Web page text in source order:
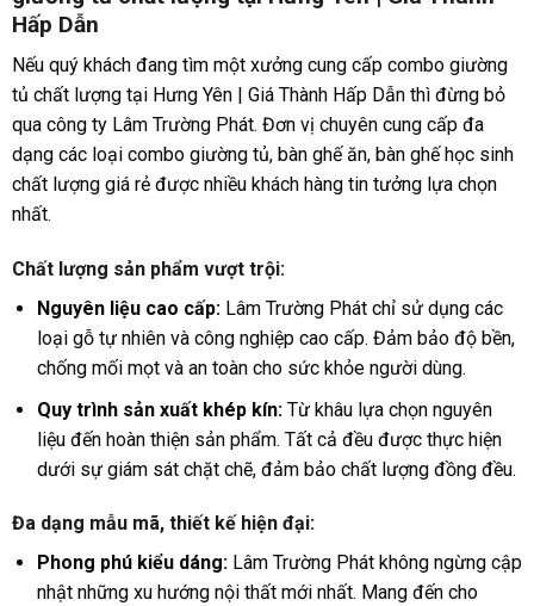
Hấp Dẫn
Nếu quý khách đang tìm một xưởng cung cấp combo giường
tủ chất lượng tại Hưng Yên | Giá Thành Hấp Dẫn thì đừng bỏ
qua công ty Lâm Trường Phát. Đơn vị chuyên cung cấp đa
dạng các loại combo giường tủ, bàn ghế ăn, bàn ghế học sinh
chất lượng giá rẻ được nhiều khách hàng tin tưởng lựa chọn
nhất.
Chất lượng sản phẩm vượt trội:
Nguyên liệu cao cấp:Lâm Trường Phát chỉ sử dụng các
loại gỗ tự nhiên và công nghiệp cao cấp. Đảm bảo độ bền,
chống mối mọt và an toàn cho sức khỏe người dùng.
Quy trình sản xuất khép kín:Từ khâu lựa chọn nguyên
liệu đến hoàn thiện sản phẩm. Tất cả đều được thực hiện
dưới sự giám sát chặt chẽ, đảm bảo chất lượng đồng đều.
Đa dạng mẫu mã, thiết kế hiện đại:
Phong phú kiểu dáng:Lâm Trường Phát không ngừng cập
nhật những xu hướng nội thất mới nhất. Mang đến cho